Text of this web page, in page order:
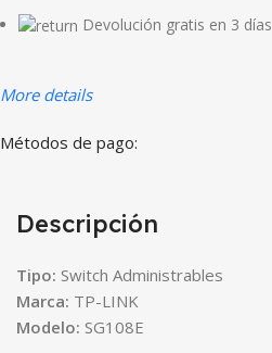
Devolución gratis en 3 días
More details
Métodos de pago:
Descripción
Tipo: Switch Administrables
Marca: TP-LINK
Modelo: SG108E